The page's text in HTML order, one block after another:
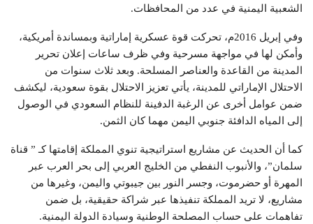
الشعبية اليمنية في عدد من المحافظات.
وفي إبريل 2016م، تحركت قوة عسكرية إماراتية وبمساندة أمريكية،
وأمكن لها في مواجهة مسرحية وفي ظرف ساعات إعلان تحرير
المدينة من القاعدة والعناصر المسلحة. وبعد ثلاث سنوات من
الاحتلال الإماراتي للمدينة، يأتي تعزيز الاحتلال بقوة سعودية، ليكشف
ضمن عوامل أخرى عن الرغبة الدفينة للنظام السعودي في الوصول
إلى المياه الدافئة جنوبي اليمن مهما كان الثمن.
كما أن الحديث عن مشاريع استراتيجية تنوي المملكة إقامتها كـ ” قناة
سلمان”، والأنبوب النفطي من الخليج العربي إلى بحر العرب عبر
المهرة أو حضرموت، وجسر النور بين جيبوتي واليمن، وغيرها من
مشاريع، لا تريد المملكة تنفيذها عبر شراكة حقيقية، بل ضمن
تفاهمات على حساب المصلحة الوطنية وسيادة الدولة اليمنية.